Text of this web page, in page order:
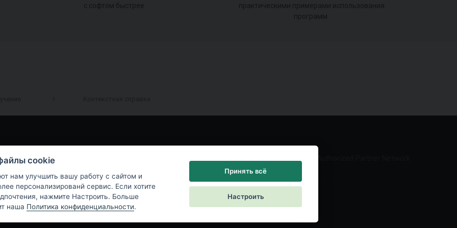
конфиденциальности|Настройки файлов cookie End User License Agreement|Контакты
cookie
нам улучшить вашу работу с сайтом и
персонализированй сервис. Если хотите
нажмите Настроить. Больше
наша Политика конфиденциальности.
Принять всё
Настроить